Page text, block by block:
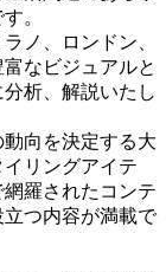
。
ノ、ロンドン、
なビジュアルと
析、解説いたし
向を決定する大
リングアイテ
羅されたコンテ
つ内容が満載で